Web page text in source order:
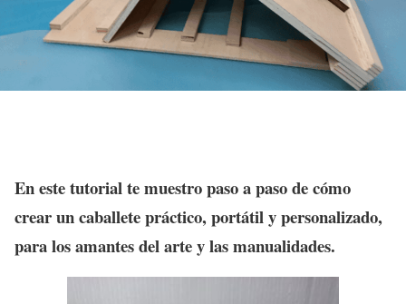
En este tutorial te muestro paso a paso de cómo
crear un caballete práctico, portátil y personalizado,
para los amantes del arte y las manualidades.